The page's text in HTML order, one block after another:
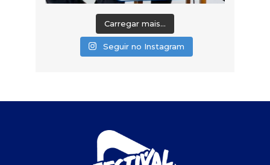
Carregar mais...
Seguir no Instagram